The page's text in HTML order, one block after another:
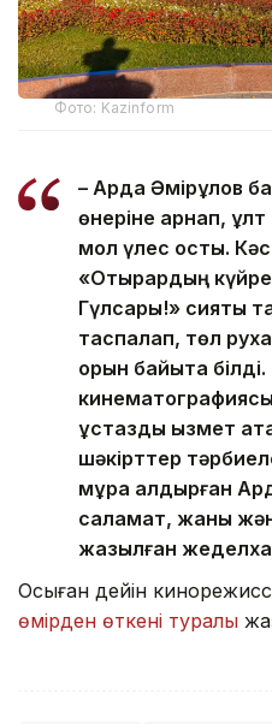
Фото: Kazinform
– Ардақ Әмірқұлов
өнеріне арнап, ұлт
мол үлес қосты.
«Отырардың
Гүлсары!» сияқты
таспалап, төл
қорын байыта білді.
ұстаздық қызмет
шәкірттер
мұра қалдырған
саламат, жаны
жазылған
Осыған дейін
өмірден өткені туралы